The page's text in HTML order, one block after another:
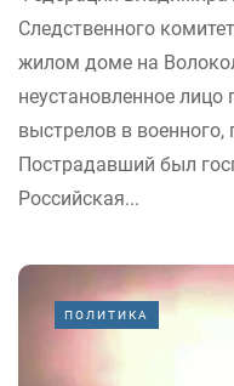
Следственного
жилом доме на
неустановленное лицо
выстрелов в военного,
Пострадавший был
Российская...
ПОЛИТИКА